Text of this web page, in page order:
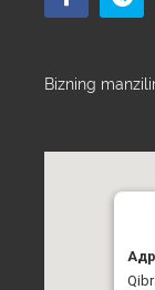
Bizning